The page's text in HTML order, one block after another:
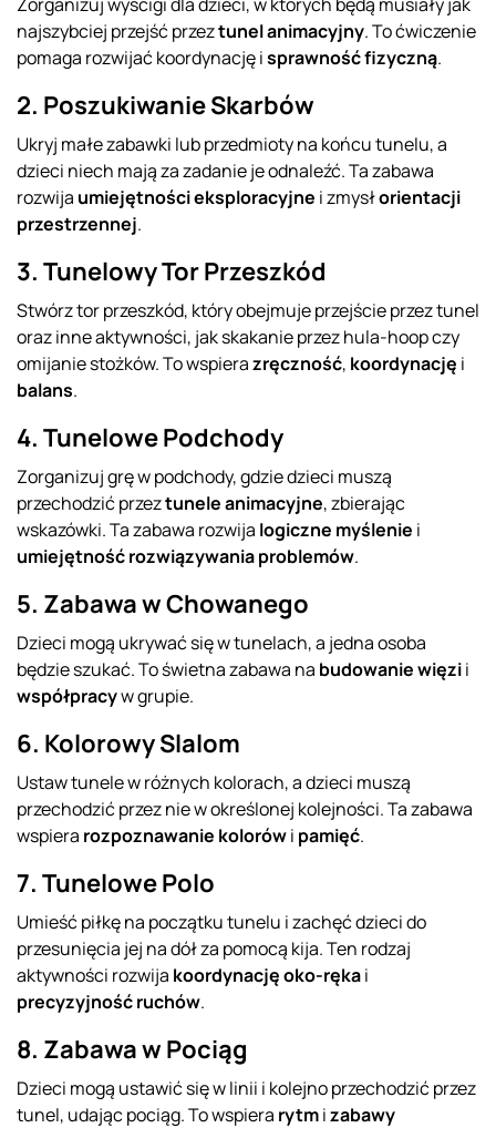
najszybciej przejść przeztunel animacyjny. To ćwiczenie
pomaga rozwijać koordynację isprawność fizyczną.
2. Poszukiwanie Skarbów
Ukryj małe zabawki lub przedmioty na końcu tunelu, a
dzieci niech mają za zadanie je odnaleźć. Ta zabawa
rozwija umiejętności eksploracyjne i zmysłorientacji
przestrzennej.
3. Tunelowy Tor Przeszkód
Stwórz tor przeszkód, który obejmuje przejście przez tunel
oraz inne aktywności, jak skakanie przez hula-hoop czy
omijanie stożków. To wspierazręczność, koordynację i
balans.
4. Tunelowe Podchody
Zorganizuj grę w podchody, gdzie dzieci muszą
przechodzić przeztunele animacyjne, zbierając
wskazówki. Ta zabawa rozwija logiczne myślenie i
umiejętność rozwiązywania problemów.
5. Zabawa w Chowanego
Dzieci mogą ukrywać się w tunelach, a jedna osoba
będzie szukać. To świetna zabawa na budowanie więzii
współpracyw grupie.
6. Kolorowy Slalom
Ustaw tunele w różnych kolorach, a dzieci muszą
przechodzić przez nie w określonej kolejności. Ta zabawa
wspiera rozpoznawanie kolorówi pamięć.
7. Tunelowe Polo
Umieść piłkę na początku tunelu i zachęć dzieci do
przesunięcia jej na dół za pomocą kija. Ten rodzaj
aktywności rozwija koordynację oko-rękai
precyzyjność ruchów.
8. Zabawa w Pociąg
Dzieci mogą ustawić się w linii i kolejno przechodzić przez
tunel, udając pociąg. To wspiera rytmizabawy